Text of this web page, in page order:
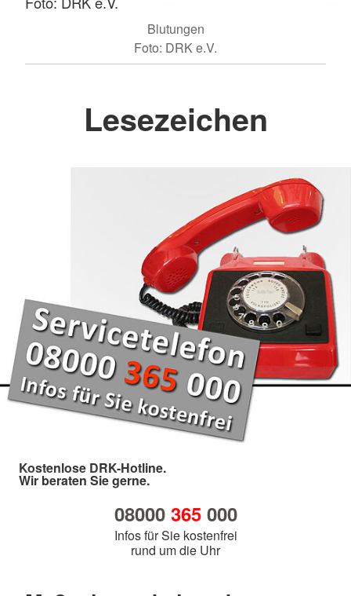
Blutungen
Foto: DRK e.V.
Lesezeichen
Kostenlose DRK-Hotline.
Wir beraten Sie gerne.
08000 365000
Infos für Sie kostenfrei
rund um die Uhr